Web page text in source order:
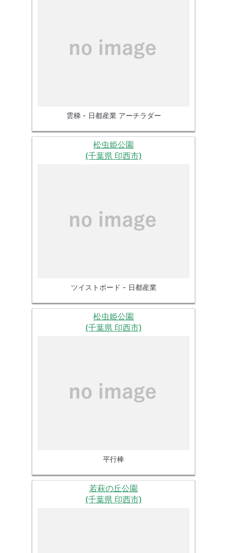
雲梯 - 日都産業 アーチラダー
松虫姫公園
(千葉県 印西市)
ツイストボード - 日都産業
松虫姫公園
(千葉県 印西市)
平行棒
若萩の丘公園
(千葉県 印西市)